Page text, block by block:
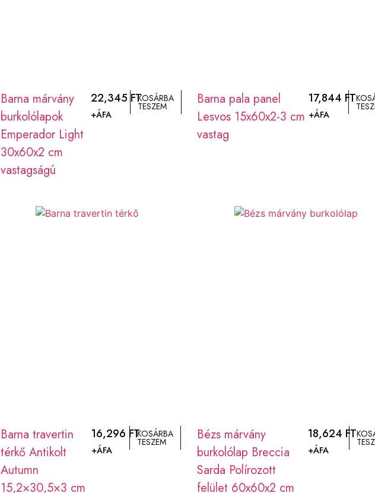
Barna márvány
burkolólapok
Emperador Light
30x60x2 cm
vastagságú
22,345 FT
+ÁFA
KOSÁRBA
TESZEM
Barna pala panel
Lesvos 15x60x2-3 cm
vastag
17,844 FT
+ÁFA
Barna travertin
térkő Antikolt
Autumn
15,2×30,5×3 cm
16,296 FT
+ÁFA
KOSÁRBA
TESZEM
Bézs márvány
burkolólap Breccia
Sarda Polírozott
felület 60x60x2 cm
18,624 FT
+ÁFA